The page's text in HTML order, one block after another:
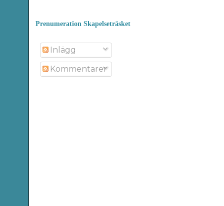
Prenumeration Skapelseträsket
Inlägg
Kommentarer